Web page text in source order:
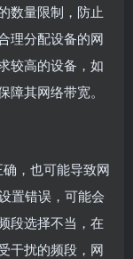
数量限制，防止
理分配设备的网
较高的设备，如
其网络带宽。
，也可能导致网
置错误，可能会
段选择不当，在
干扰的频段，网